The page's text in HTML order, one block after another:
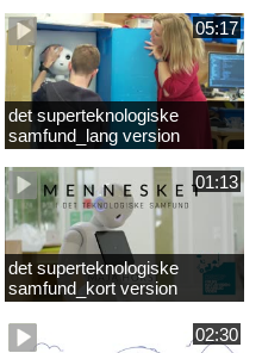
05:17
det superteknologiske
samfund_lang version
01:13
det superteknologiske
samfund_kort version
02:30